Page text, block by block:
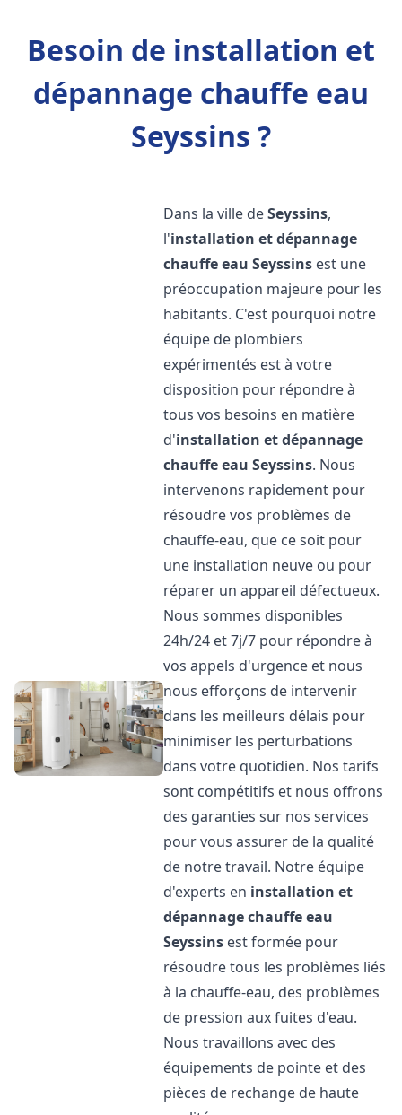
Besoin de installation et
dépannage chauffe eau
Seyssins ?
Dans la ville deSeyssins,
l'installation et dépannage
chauffe eau Seyssins est une
préoccupation majeure pour les
habitants. C'est pourquoi notre
équipe de plombiers
expérimentés est à votre
disposition pour répondre à
tous vos besoins en matière
d'installation et dépannage
chauffe eau Seyssins. Nous
intervenons rapidement pour
résoudre vos problèmes de
chauffe-eau, que ce soit pour
une installation neuve ou pour
réparer un appareil défectueux.
Nous sommes disponibles
24h/24 et 7j/7 pour répondre à
vos appels d'urgence et nous
nous efforçons de intervenir
dans les meilleurs délais pour
minimiser les perturbations
dans votre quotidien. Nos tarifs
sont compétitifs et nous offrons
des garanties sur nos services
pour vous assurer de la qualité
de notre travail. Notre équipe
d'experts en installation et
dépannage chauffe eau
Seyssins est formée pour
résoudre tous les problèmes liés
à la chauffe-eau, des problèmes
de pression aux fuites d'eau.
Nous travaillons avec des
équipements de pointe et des
pièces de rechange de haute